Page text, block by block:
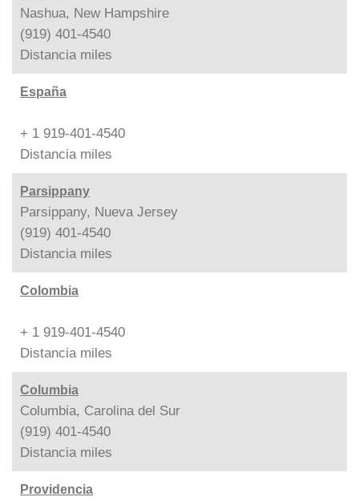
Nashua, New Hampshire
(919) 401-4540
Distancia miles
España
+ 1 919-401-4540
Distancia miles
Parsippany
Parsippany, Nueva Jersey
(919) 401-4540
Distancia miles
Colombia
+ 1 919-401-4540
Distancia miles
Columbia
Columbia, Carolina del Sur
(919) 401-4540
Distancia miles
Providencia